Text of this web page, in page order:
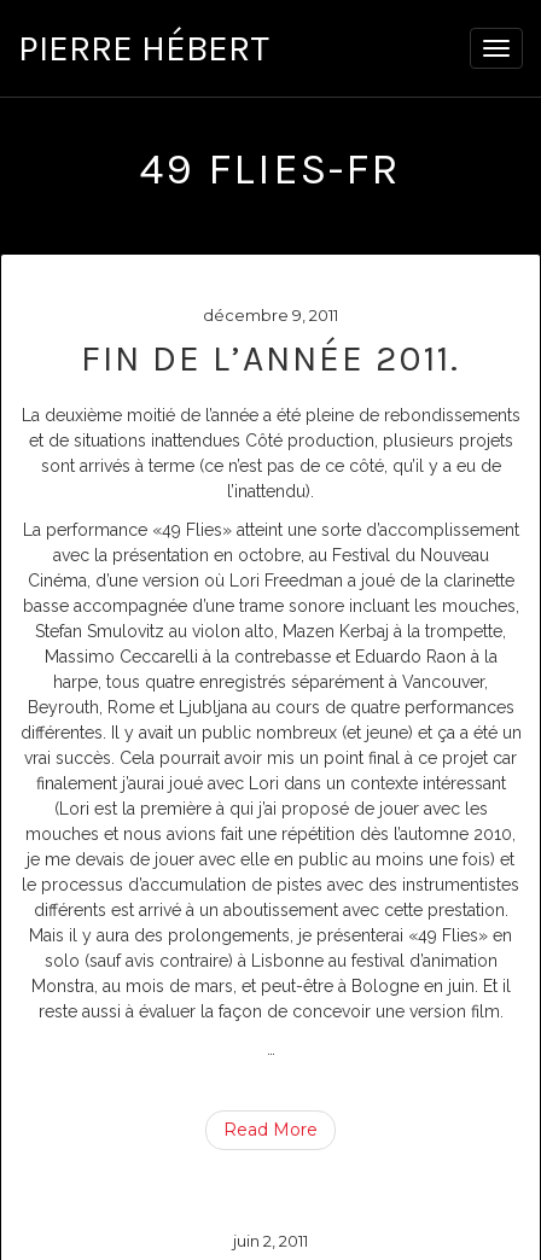
PIERRE HÉBERT
49 FLIES-FR
décembre 9, 2011
FIN DE L’ANNÉE 2011.
La deuxième moitié de l’année a été pleine de rebondissements
et de situations inattendues Côté production, plusieurs projets
sont arrivés à terme (ce n’est pas de ce côté, qu’il y a eu de
l’inattendu).
La performance «49 Flies» atteint une sorte d’accomplissement
avec la présentation en octobre, au Festival du Nouveau
Cinéma, d’une version où Lori Freedman a joué de la clarinette
basse accompagnée d’une trame sonore incluant les mouches,
Stefan Smulovitz au violon alto, Mazen Kerbaj à la trompette,
Massimo Ceccarelli à la contrebasse et Eduardo Raon à la
harpe, tous quatre enregistrés séparément à Vancouver,
Beyrouth, Rome et Ljubljana au cours de quatre performances
différentes. Il y avait un public nombreux (et jeune) et ça a été un
vrai succès. Cela pourrait avoir mis un point final à ce projet car
finalement j’aurai joué avec Lori dans un contexte intéressant
(Lori est la première à qui j’ai proposé de jouer avec les
mouches et nous avions fait une répétition dès l’automne 2010,
je me devais de jouer avec elle en public au moins une fois) et
le processus d’accumulation de pistes avec des instrumentistes
différents est arrivé à un aboutissement avec cette prestation.
Mais il y aura des prolongements, je présenterai «49 Flies» en
solo (sauf avis contraire) à Lisbonne au festival d’animation
Monstra, au mois de mars, et peut-être à Bologne en juin. Et il
reste aussi à évaluer la façon de concevoir une version film.
Read More
juin 2, 2011